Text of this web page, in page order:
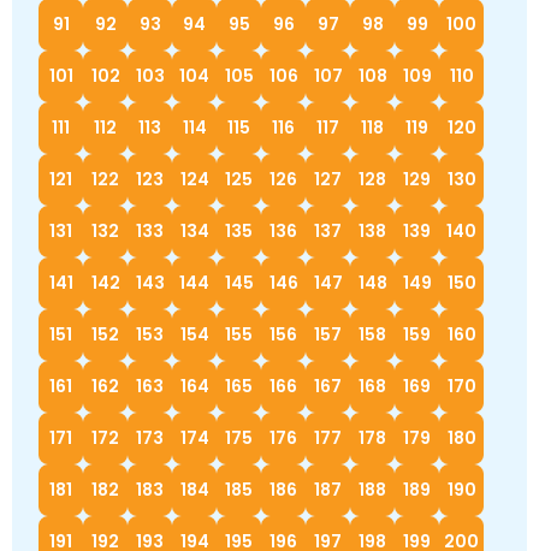
91 92 93 94 95 96 97 98 99 100
101 102 103 104 105 106 107 108 109 110
111 112 113 114 115 116 117 118 119 120
121 122 123 124 125 126 127 128 129 130
131 132 133 134 135 136 137 138 139 140
141 142 143 144 145 146 147 148 149 150
151 152 153 154 155 156 157 158 159 160
161 162 163 164 165 166 167 168 169 170
171 172 173 174 175 176 177 178 179 180
181 182 183 184 185 186 187 188 189 190
191 192 193 194 195 196 197 198 199 200